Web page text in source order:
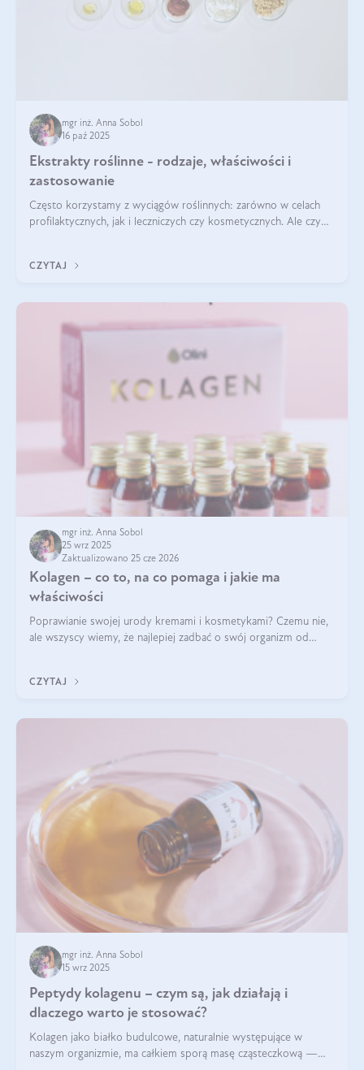
mgr inż. Anna Sobol
16 paź 2025
Ekstrakty roślinne - rodzaje, właściwości i
zastosowanie
Często korzystamy z wyciągów roślinnych: zarówno w celach
profilaktycznych, jak i leczniczych czy kosmetycznych. Ale czy
CZYTAJ
mgr inż. Anna Sobol
25 wrz 2025
Zaktualizowano 25 cze 2026
Kolagen – co to, na co pomaga i jakie ma
właściwości
Poprawianie swojej urody kremami i kosmetykami? Czemu nie,
ale wszyscy wiemy, że najlepiej zadbać o swój organizm od
wysokiej jakości suplem
CZYTAJ
mgr inż. Anna Sobol
15 wrz 2025
Peptydy kolagenu – czym są, jak działają i
dlaczego warto je stosować?
Kolagen jako białko budulcowe, naturalnie występujące w
naszym organizmie, ma całkiem sporą masę cząsteczkową —